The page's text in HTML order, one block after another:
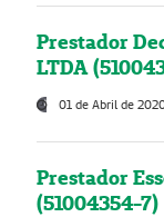
Prestador
LTDA
01 de Abril de
Prestador
(51004354-7)